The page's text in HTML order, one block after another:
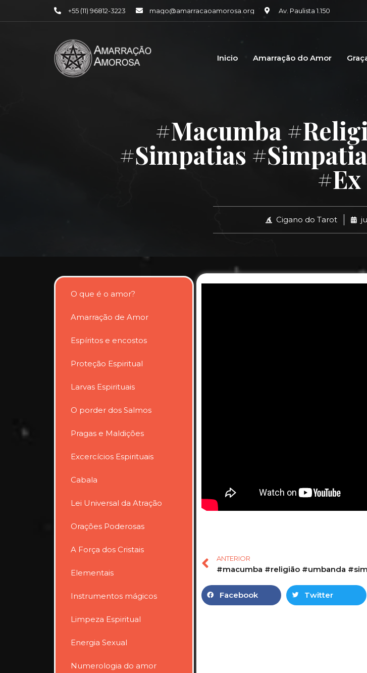
+55 (11) 96812-3223 mago@amarracaoamorosa.org Av. Paulista 1.150
Inicio Amarração do Amor
#macumba
#simpatias
#ex
Cigano do Tarot
O que é o amor?
Amarração de Amor
Espíritos e encostos
Proteção Espiritual
Larvas Espirituais
O porder dos Salmos
Pragas e Maldições
Excercícios Espirituais
Cabala
Lei Universal da Atração
Orações Poderosas
A Força dos Cristais
Elementais
Instrumentos mágicos
Limpeza Espiritual
Energia Sexual
Numerologia do amor
ANTERIOR
Facebook Twitter